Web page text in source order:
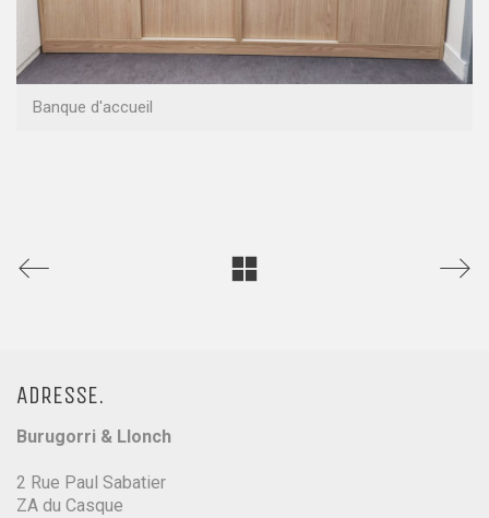
Banque d'accueil
ADRESSE.
Burugorri & Llonch
2 Rue Paul Sabatier
ZA du Casque